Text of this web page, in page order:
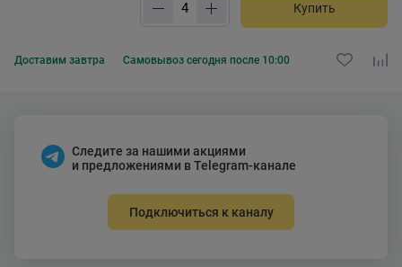
Купить
Доставим завтра Самовывоз сегодня после 10:00
Следите за нашими акциями
и предложениями в Telegram-канале
Подключиться к каналу